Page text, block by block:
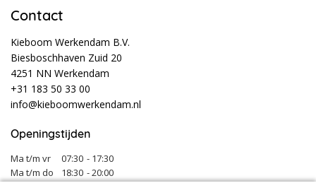
Contact
Kieboom Werkendam B.V.
Biesboschhaven Zuid 20
4251 NN Werkendam
+31 183 50 33 00
info@kieboomwerkendam.nl
Openingstijden
Ma t/m vr 07:30 - 17:30
Ma t/m do
18:30 - 20:00